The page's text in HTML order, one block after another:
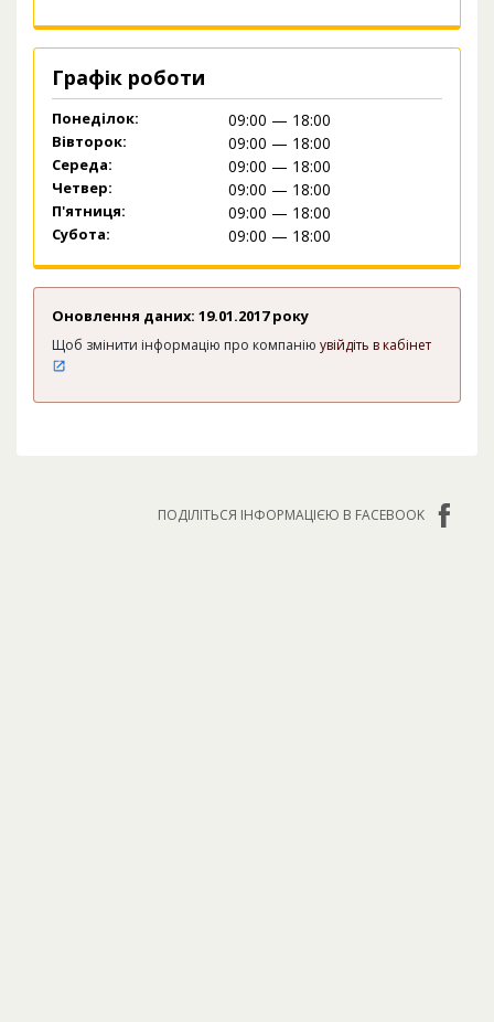
Графік роботи
Понеділок: 09:00 — 18:00
Вівторок: 09:00 — 18:00
Середа: 09:00 — 18:00
Четвер: 09:00 — 18:00
П'ятниця: 09:00 — 18:00
Субота: 09:00 — 18:00
Оновлення даних: 19.01.2017 року
Щоб змінити інформацію про компанію увійдіть в кабінет
ПОДІЛІТЬСЯ ІНФОРМАЦІЄЮ В FACEBOOK